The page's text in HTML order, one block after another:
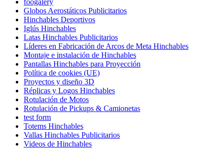
foogalery
Globos Aerostáticos Publicitarios
Hinchables Deportivos
Iglús Hinchables
Latas Hinchables Publicitarios
Líderes en Fabricación de Arcos de Meta Hinchables
Montaje e instalación de Hinchables
Pantallas Hinchables para Proyección
Política de cookies (UE)
Proyectos y diseño 3D
Réplicas y Logos Hinchables
Rotulación de Motos
Rotulación de Pickups & Camionetas
test form
Totems Hinchables
Vallas Hinchables Publicitarios
Videos de Hinchables